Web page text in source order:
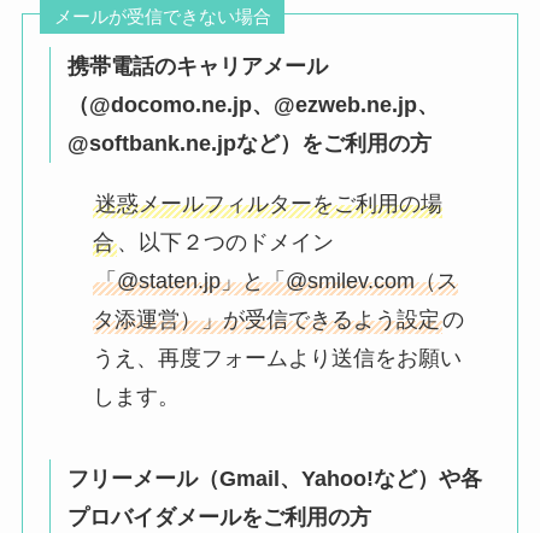
メールが受信できない場合
携帯電話のキャリアメール
（@docomo.ne.jp、@ezweb.ne.jp、
@softbank.ne.jpなど）をご利用の方
迷惑メールフィルターをご利用の場
合、以下２つのドメイン
「@staten.jp」と「@smilev.com（ス
タ添運営）」が受信できるよう設定の
うえ、再度フォームより送信をお願い
します。
フリーメール（Gmail、Yahoo!など）や各
プロバイダメールをご利用の方